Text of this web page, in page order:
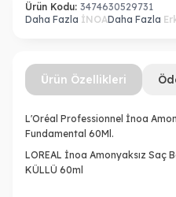
Ürün Kodu: 3474630529731
Daha Fazla İNOADaha Fazla
Ürün Özellikleri
L'Oréal Professionnel İnoa
Fundamental 60Ml.
LOREAL İnoa Amonyaksız Saç
KÜLLÜ 60ml